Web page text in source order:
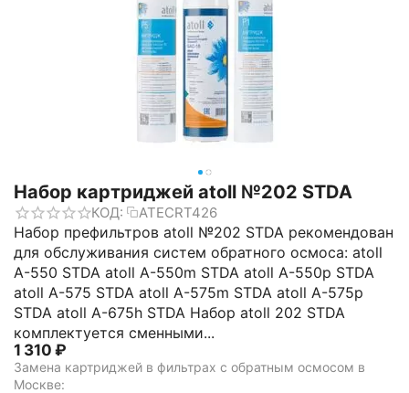
Набор картриджей atoll №202 STDA
КОД: ATECRT426
Набор префильтров atoll №202 STDA рекомендован
для обслуживания систем обратного осмоса: atoll
A-550 STDA atoll A-550m STDA atoll A-550p STDA
atoll A-575 STDA atoll A-575m STDA atoll A-575p
STDA atoll A-675h STDA Набор atoll 202 STDA
комплектуется сменными...
1 310 ₽
Замена картриджей в фильтрах с обратным осмосом в
Москве: